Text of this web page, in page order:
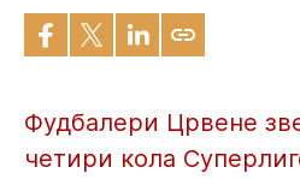
Фудбалери Црвене
четири кола